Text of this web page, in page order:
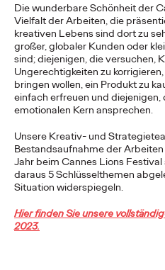
Die wunderbare Schönheit der
Vielfalt der Arbeiten, die
kreativen Lebens sind dort zu
großer, globaler Kunden oder
sind; diejenigen, die versuchen,
Ungerechtigkeiten zu
bringen wollen, ein Produkt zu
einfach erfreuen und diejenigen,
emotionalen Kern ansprechen.
Unsere Kreativ- und
Bestandsaufnahme der
Jahr beim Cannes Lions
daraus 5 Schlüsselthemen
Situation widerspiegeln.
Hier finden Sie unsere
2023.
NEWS
Tex Mex
zusammen!
Ogilvy Wien
Spannung und Genuss pur:
Dinner & Lime Event schlüpften